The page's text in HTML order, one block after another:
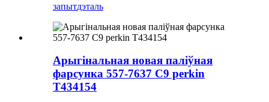
запытдэталь
Арыгінальная новая паліўная
фарсунка 557-7637 C9 perkin
T434154